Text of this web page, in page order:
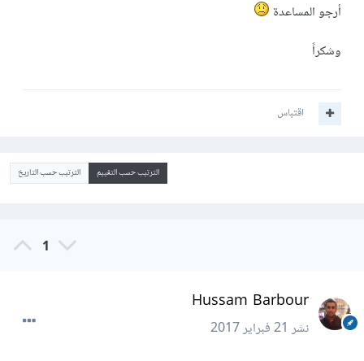
أرجو المساعدة
وشكراً
اقتباس
الترتيب حسب التقييم الترتيب حسب التاريخ
1
Hussam Barbour
نشر21 فبراير 2017